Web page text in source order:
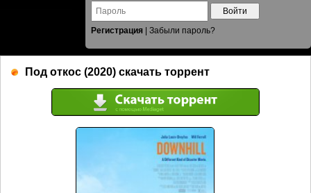
Войти
Регистрация
Забыли пароль?
Под откос (2020) скачать торрент